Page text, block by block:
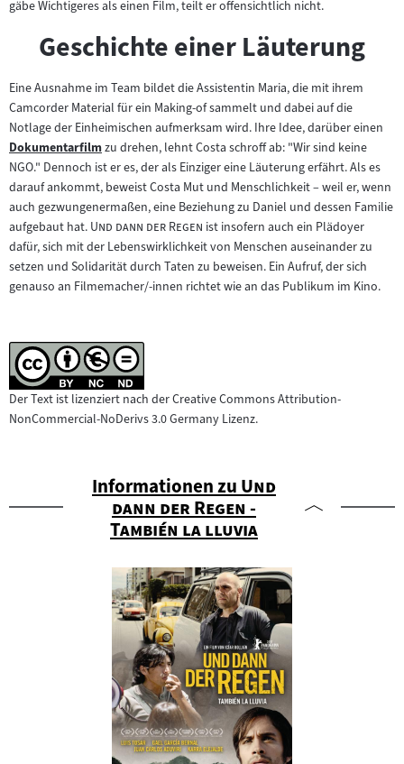
gäbe Wichtigeres als einen Film, teilt er offensichtlich nicht.
Geschichte einer Läuterung
Eine Ausnahme im Team bildet die Assistentin Maria, die mit ihrem
Camcorder Material für ein Making-of sammelt und dabei auf die
Notlage der Einheimischen aufmerksam wird. Ihre Idee, darüber einen
Zum
Inhalt:
Dokumentarfilmzu drehen, lehnt Costa schroff ab: "Wir sind keine
NGO." Dennoch ist er es, der als Einziger eine Läuterung erfährt. Als es
darauf ankommt, beweist Costa Mut und Menschlichkeit – weil er, wenn
auch gezwungenermaßen, eine Beziehung zu Daniel und dessen Familie
aufgebaut hat. "Und dann der Regen "ist insofern auch ein Plädoyer
dafür, sich mit der Lebenswirklichkeit von Menschen auseinander zu
setzen und Solidarität durch Taten zu beweisen. Ein Aufruf, der sich
genauso an Filmemacher/-innen richtet wie an das Publikum im Kino.
Der Text ist lizenziert nach der Creative Commons Attribution-
NonCommercial-NoDerivs 3.0 Germany Lizenz.
Informationen zu "
Und
dann der Regen -
También la lluvia"